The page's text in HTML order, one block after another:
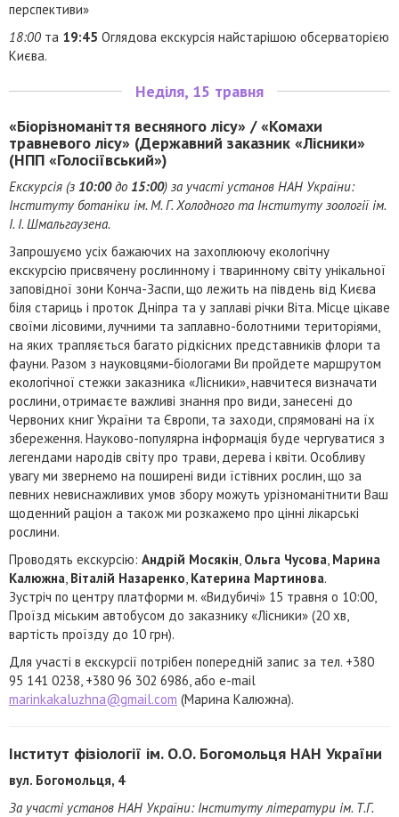
перспективи»
18:00 та 19:45 Оглядова екскурсія найстарішою обсерваторією
Києва.
Неділя, 15 травня
«Біорізноманіття весняного лісу» / «Комахи
травневого лісу» (Державний заказник «Лісники»
(НПП «Голосіївський»)
Екскурсія (з 10:00до 15:00) за участі установ НАН України:
Інституту ботаніки ім. М. Г. Холодного та Інституту зоології ім.
І. І. Шмальгаузена.
Запрошуємо усіх бажаючих на захоплюючу екологічну
екскурсію присвячену рослинному і тваринному світу унікальної
заповідної зони Конча-Заспи, що лежить на південь від Києва
біля стариць і проток Дніпра та у заплаві річки Віта. Місце цікаве
своїми лісовими, лучними та заплавно-болотними територіями,
на яких трапляється багато рідкісних представників флори та
фауни. Разом з науковцями-біологами Ви пройдете маршрутом
екологічної стежки заказника «Лісники», навчитеся визначати
рослини, отримаєте важливі знання про види, занесені до
Червоних книг України та Європи, та заходи, спрямовані на їх
збереження. Науково-популярна інформація буде чергуватися з
легендами народів світу про трави, дерева і квіти. Особливу
увагу ми звернемо на поширені види їстівних рослин, що за
певних невиснажливих умов збору можуть урізноманітнити Ваш
щоденний раціон а також ми розкажемо про цінні лікарські
рослини.
Проводять екскурсію: Андрій Мосякін, Ольга Чусова, Марина
Калюжна, Віталій Назаренко, Катерина Мартинова.
Зустріч по центру платформи м. «Видубичі» 15 травня о 10:00,
Проїзд міським автобусом до заказнику «Лісники» (20 хв,
вартість проїзду до 10 грн).
Для участі в екскурсії потрібен попередній запис за тел. +380
95 141 0238, +380 96 302 6986, або e-mail
marinkakaluzhna@gmail.com (Марина Калюжна).
Інститут фізіології ім. О.О. Богомольця НАН України
вул. Богомольця, 4
За участі установ НАН України: Інституту літератури ім. Т.Г.